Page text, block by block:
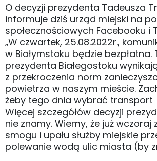
O decyzji prezydenta Tadeusza
informuje dziś urząd miejski na
społecznościowych Facebooku i
„W czwartek, 25.08.2022r.,
w Białymstoku będzie bezpłatna.
prezydenta Białegostoku
z przekroczenia norm
powietrza w naszym mieście.
żeby tego dnia wybrać transport
Więcej szczegółów decyzji
nie znamy. Wiemy, że już wczoraj
smogu i upału służby miejskie
polewanie wodą ulic miasta (by